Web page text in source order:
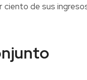
ciento de sus